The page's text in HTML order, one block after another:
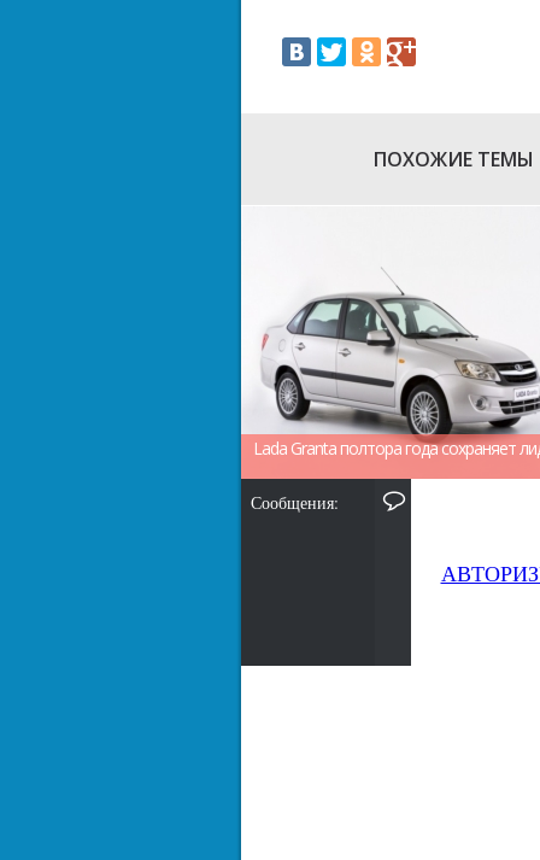
ПОХОЖИЕ ТЕМЫ
Lada Granta полтора года сохраняет
Сообщения: